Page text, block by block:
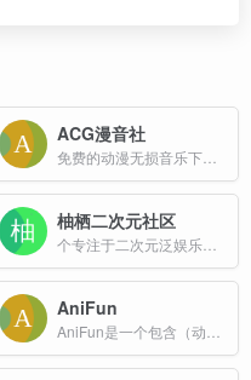
ACG漫音社
柚栖二次元社区
AniFun